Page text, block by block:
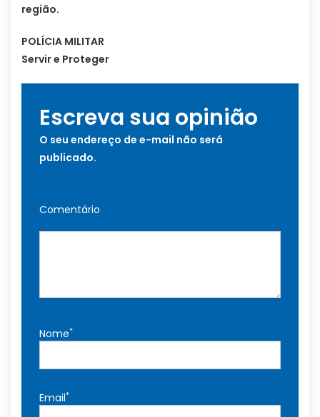
região.
POLÍCIA MILITAR
Servir e Proteger
Escreva sua opinião
O seu endereço de e-mail não será
publicado.
Comentário
Nome*
Email*